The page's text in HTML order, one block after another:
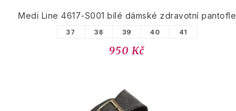
Medi Line 4617-S001 bílé dámské zdravotní pantofle
37 38 39 40 41
950 Kč